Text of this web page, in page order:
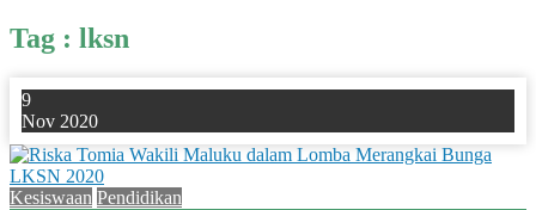
Tag : lksn
9
Nov 2020
Kesiswaan Pendidikan